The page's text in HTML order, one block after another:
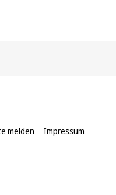
melden Impressum